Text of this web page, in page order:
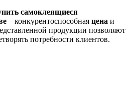
самоклеящиеся
– конкурентоспособная цена и
продукции позволяют
потребности клиентов.